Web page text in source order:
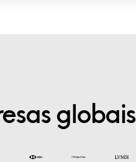
globais